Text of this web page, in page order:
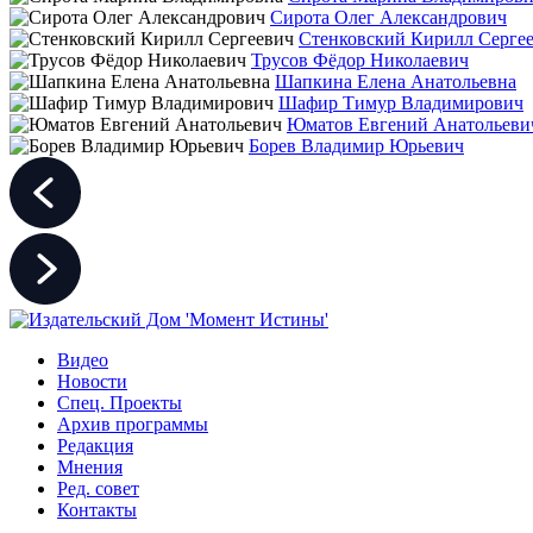
Сирота Олег Александрович
Стенковский Кирилл
Трусов Фёдор Николаевич
Шапкина Елена Анатольевна
Шафир Тимур Владимирович
Юматов Евгений
Борев Владимир Юрьевич
Видео
Новости
Спец. Проекты
Архив программы
Редакция
Мнения
Ред. совет
Контакты